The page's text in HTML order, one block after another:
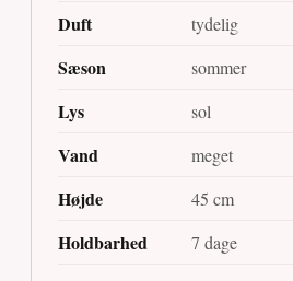
Duft tydelig
Sæson sommer
Lys sol
Vand meget
Højde 45 cm
Holdbarhed 7 dage